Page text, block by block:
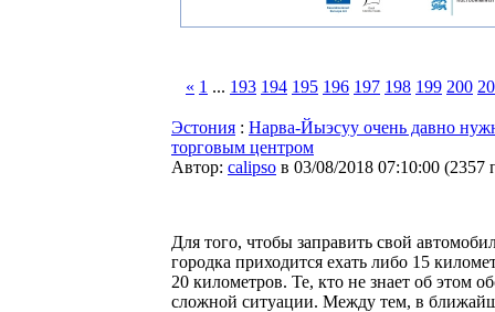
« 1 ... 193 194 195 196 197 198 199 200
Эстония : Нарва-Йыэсуу очень давно
торговым центром
Автор: calipso в 03/08/2018 07:10:00 (2357
Для того, чтобы заправить свой
городка приходится ехать либо 15
20 километров. Те, кто не знает об этом
сложной ситуации. Между тем, в